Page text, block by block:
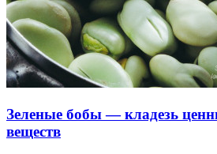
Зеленые бобы — кладезь
веществ